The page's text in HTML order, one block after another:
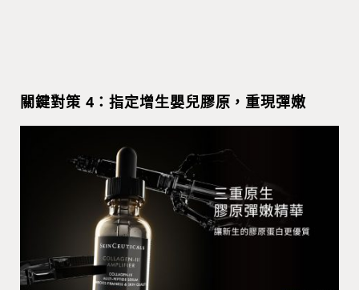
關鍵對策 4：指定增生嬰兒膠原，重現彈嫩